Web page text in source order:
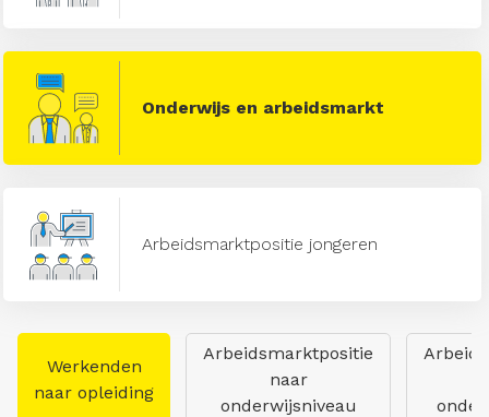
Onderwijs en arbeidsmarkt
Arbeidsmarktpositie jongeren
Werkenden
naar opleiding
Arbeidsmarktpositie
naar
onderwijsniveau